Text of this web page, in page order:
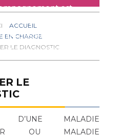
est
et le soutien de
ou des professionnels
essentiel.
ACCUEIL
EN CHARGE
LE DIAGNOSTIC
LE
D’UNE MALADIE
OU MALADIE